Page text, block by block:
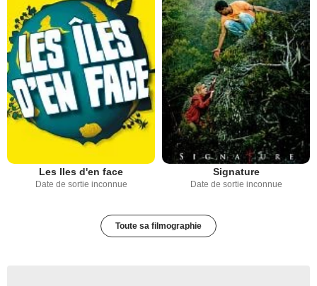
Les Iles d'en face
Date de sortie inconnue
Signature
Date de sortie inconnue
Toute sa filmographie